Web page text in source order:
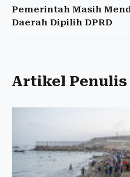
Pemerintah Masih
Daerah Dipilih DPRD
Artikel Penulis